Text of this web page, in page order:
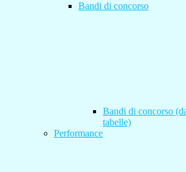
Bandi di concorso
Bandi di concorso
tabelle)
Performance